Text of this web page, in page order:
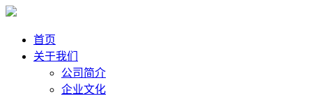
首页
关于我们
公司简介
企业文化